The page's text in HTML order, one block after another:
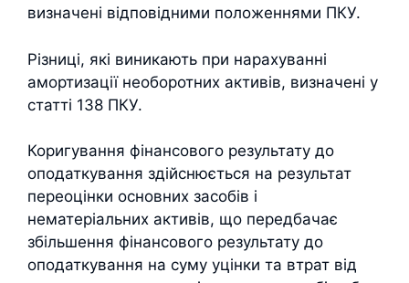
визначені відповідними положеннями ПКУ.
Різниці, які виникають при нарахуванні
амортизації необоротних активів, визначені у
статті 138 ПКУ.
Коригування фінансового результату до
оподаткування здійснюється на результат
переоцінки основних засобів і
нематеріальних активів, що передбачає
збільшення фінансового результату до
оподаткування на суму уцінки та втрат від